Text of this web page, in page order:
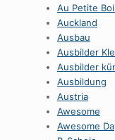
Au Petite
Auckland
Ausbau
Ausbilder
Ausbilder
Ausbildung
Austria
Awesome
Awesome